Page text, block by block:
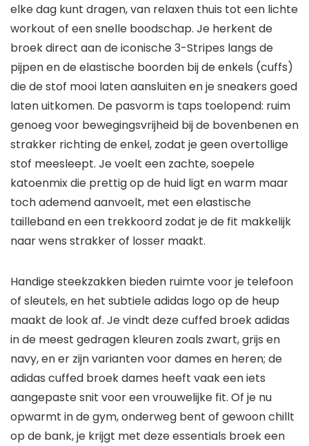
elke dag kunt dragen, van relaxen thuis tot een lichte
workout of een snelle boodschap. Je herkent de
broek direct aan de iconische 3-Stripes langs de
pijpen en de elastische boorden bij de enkels (cuffs)
die de stof mooi laten aansluiten en je sneakers goed
laten uitkomen. De pasvorm is taps toelopend: ruim
genoeg voor bewegingsvrijheid bij de bovenbenen en
strakker richting de enkel, zodat je geen overtollige
stof meesleept. Je voelt een zachte, soepele
katoenmix die prettig op de huid ligt en warm maar
toch ademend aanvoelt, met een elastische
tailleband en een trekkoord zodat je de fit makkelijk
naar wens strakker of losser maakt.
Handige steekzakken bieden ruimte voor je telefoon
of sleutels, en het subtiele adidas logo op de heup
maakt de look af. Je vindt deze cuffed broek adidas
in de meest gedragen kleuren zoals zwart, grijs en
navy, en er zijn varianten voor dames en heren; de
adidas cuffed broek dames heeft vaak een iets
aangepaste snit voor een vrouwelijke fit. Of je nu
opwarmt in de gym, onderweg bent of gewoon chillt
op de bank, je krijgt met deze essentials broek een